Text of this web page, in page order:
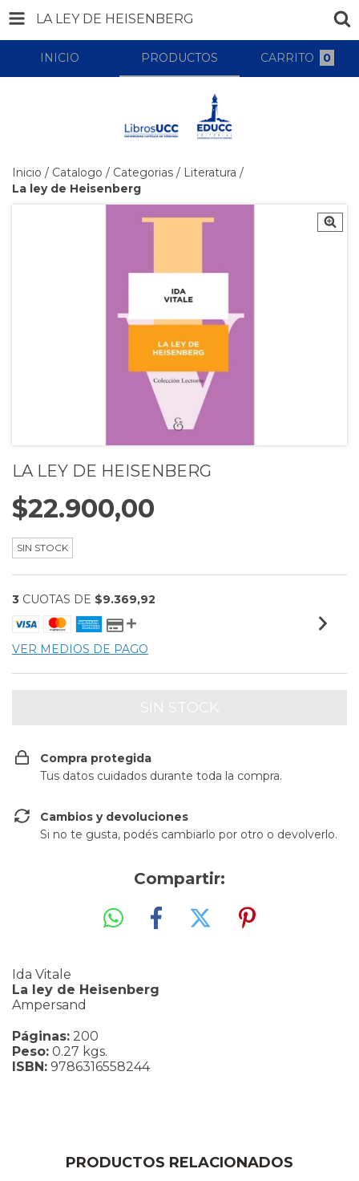
LA LEY DE HEISENBERG
INICIO PRODUCTOS CARRITO 0
Inicio / Catalogo / Categorias / Literatura /
La ley de Heisenberg
LA LEY DE HEISENBERG
$22.900,00
SIN STOCK
3 CUOTAS DE $9.369,92
VER MEDIOS DE PAGO
Compra protegida
Tus datos cuidados durante toda la compra.
Cambios y devoluciones
Si no te gusta, podés cambiarlo por otro o devolverlo.
Compartir:
Ida Vitale
La ley de Heisenberg
Ampersand
Páginas: 200
Peso: 0.27 kgs.
ISBN: 9786316558244
PRODUCTOS RELACIONADOS